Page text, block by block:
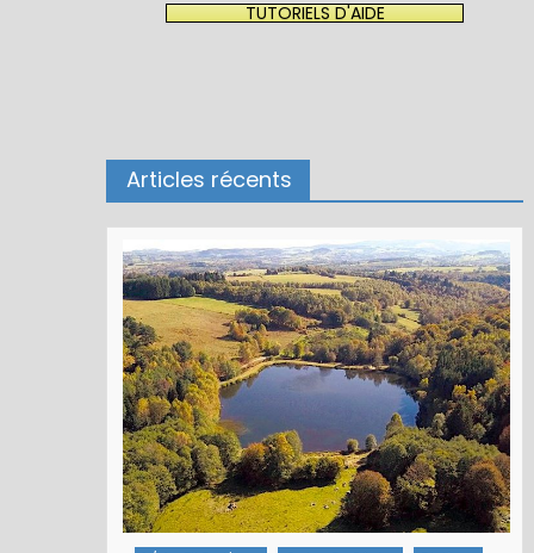
TUTORIELS D'AIDE
Articles récents